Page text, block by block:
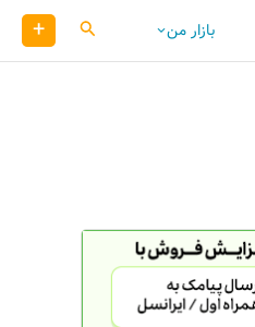
بازار من کاوش +